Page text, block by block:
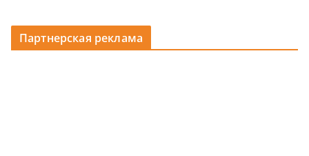
Партнерская реклама